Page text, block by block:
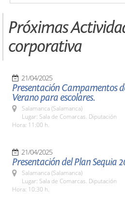
Próximas
corporativa
21/04/2025
Presentación Campamentos
Verano para escolares.
Salamanca (Salamanca)
Lugar: Sala de Comarcas. Diputación
Hora: 11:00 h.
21/04/2025
Presentación del Plan Sequia
Salamanca (Salamanca)
Lugar: Sala de Comarcas. Diputación
Hora: 10:30 h.